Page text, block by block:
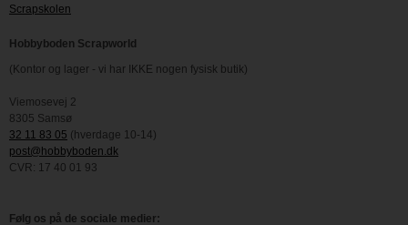
Scrapskolen
Hobbyboden Scrapworld
(Kontor og lager - vi har IKKE nogen fysisk butik)
Viemosevej 2
8305 Samsø
32 11 83 05 (hverdage 10-14)
post@hobbyboden.dk
CVR: 17 40 01 93
Følg os på de sociale medier: